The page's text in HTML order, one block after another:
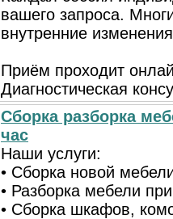
вашего запроса.
внутренние
Приём проходит
Диагностическая
Сборка разборка
час
Наши услуги:
• Сборка новой
• Разборка мебели
• Сборка шкафов,